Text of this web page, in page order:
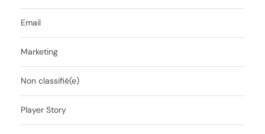
Email
Marketing
Non classifié(e)
Player Story